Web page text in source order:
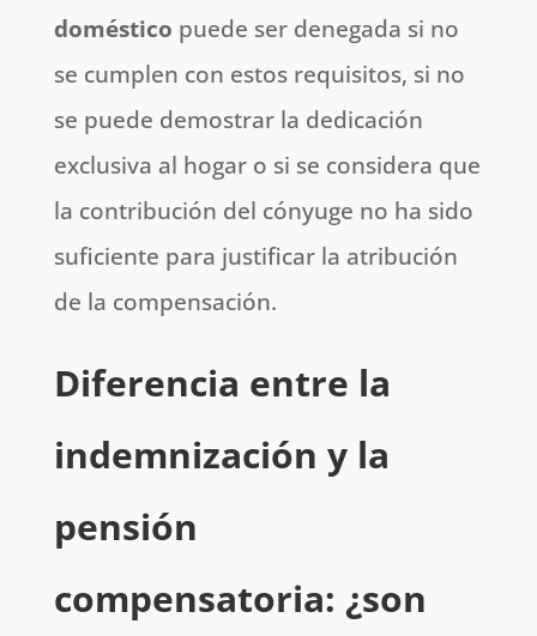
doméstico puede ser denegada si no
se cumplen con estos requisitos, si no
se puede demostrar la dedicación
exclusiva al hogar o si se considera que
la contribución del cónyuge no ha sido
suficiente para justificar la atribución
de la compensación.
Diferencia entre la
indemnización y la
pensión
compensatoria: ¿son